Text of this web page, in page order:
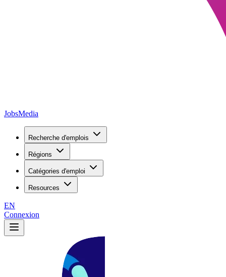
JobsMedia
Recherche d'emplois
Régions
Catégories d'emploi
Resources
EN
Connexion